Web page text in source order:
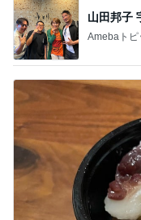
山田邦子
Amebaトピ